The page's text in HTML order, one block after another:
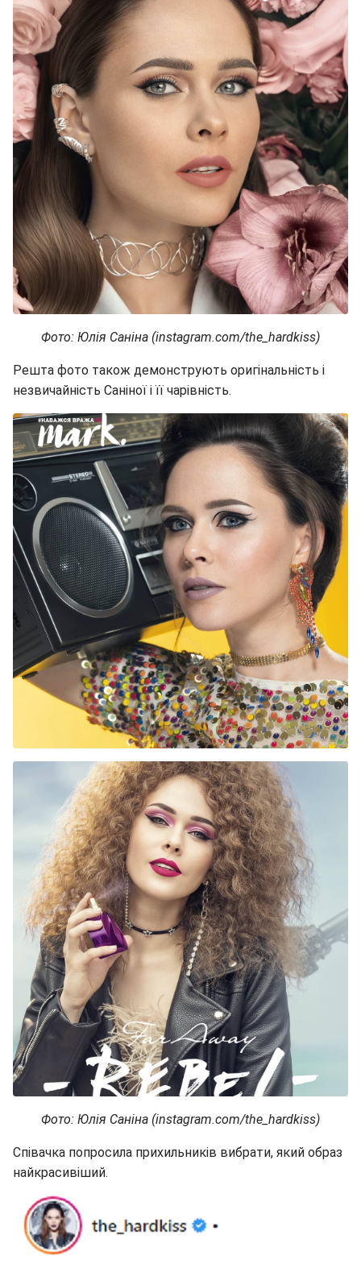
Фото: Юлія Саніна (instagram.com/the_hardkiss)
Решта фото також демонструють оригінальність і
незвичайність Саніної і її чарівність.
Фото: Юлія Саніна (instagram.com/the_hardkiss)
Співачка попросила прихильників вибрати, який образ
найкрасивіший.